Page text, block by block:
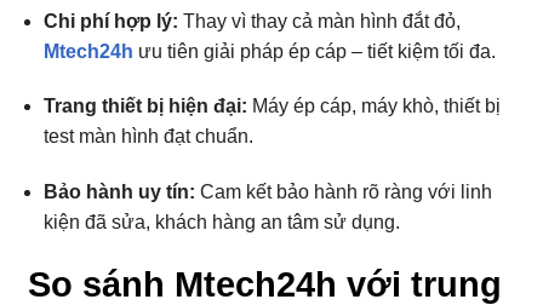
Chi phí hợp lý: Thay vì thay cả màn hình đắt đỏ,
Mtech24h ưu tiên giải pháp ép cáp – tiết kiệm tối đa.
Trang thiết bị hiện đại: Máy ép cáp, máy khò, thiết bị
test màn hình đạt chuẩn.
Bảo hành uy tín: Cam kết bảo hành rõ ràng với linh
kiện đã sửa, khách hàng an tâm sử dụng.
So sánh Mtech24h với trung